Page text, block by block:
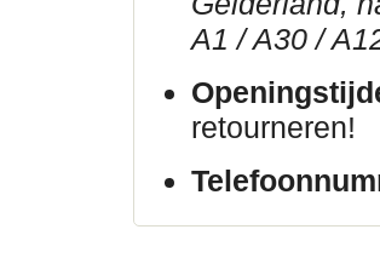
A1 / A30 /
retourneren!